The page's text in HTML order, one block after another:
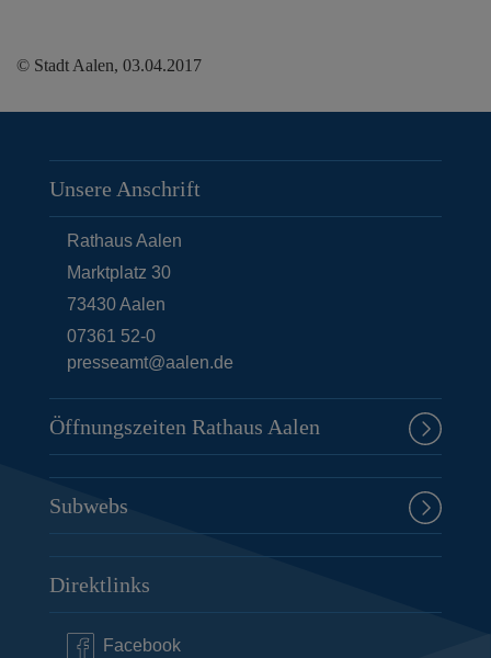
© Stadt Aalen, 03.04.2017
Unsere Anschrift
Rathaus Aalen
Marktplatz 30
73430Aalen
07361 52-0
presseamt@aalen.de
Öffnungszeiten Rathaus Aalen
Subwebs
Direktlinks
Facebook